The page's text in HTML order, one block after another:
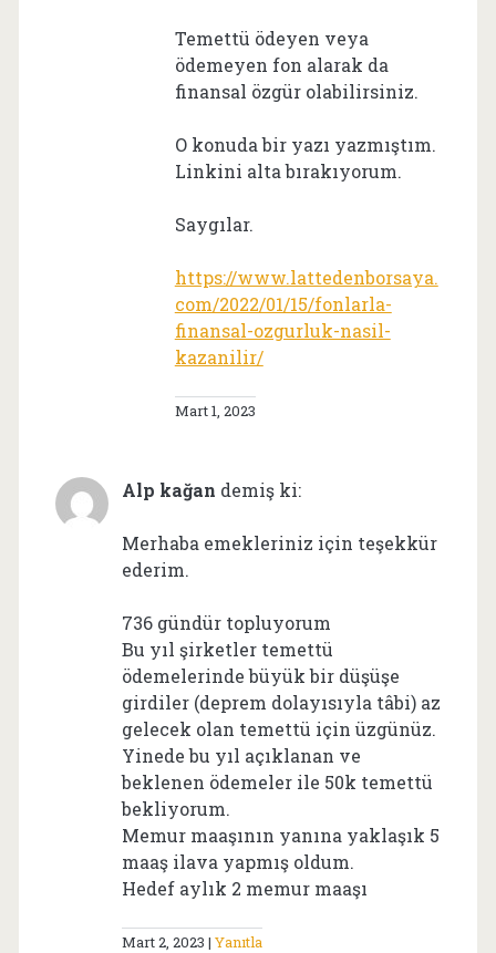
Temettü ödeyen veya
ödemeyen fon alarak da
finansal özgür olabilirsiniz.
O konuda bir yazı yazmıştım.
Linkini alta bırakıyorum.
Saygılar.
https://www.lattedenborsaya.
com/2022/01/15/fonlarla-
finansal-ozgurluk-nasil-
kazanilir/
Mart 1, 2023
Alp kağan demiş ki:
Merhaba emekleriniz için teşekkür
ederim.
736 gündür topluyorum
Bu yıl şirketler temettü
ödemelerinde büyük bir düşüşe
girdiler (deprem dolayısıyla tâbi) az
gelecek olan temettü için üzgünüz.
Yinede bu yıl açıklanan ve
beklenen ödemeler ile 50k temettü
bekliyorum.
Memur maaşının yanına yaklaşık 5
maaş ilava yapmış oldum.
Hedef aylık 2 memur maaşı
Mart 2, 2023 Yanıtla